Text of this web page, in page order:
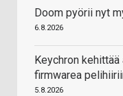
Doom pyörii nyt
6.8.2026
Keychron
firmwarea
5.8.2026